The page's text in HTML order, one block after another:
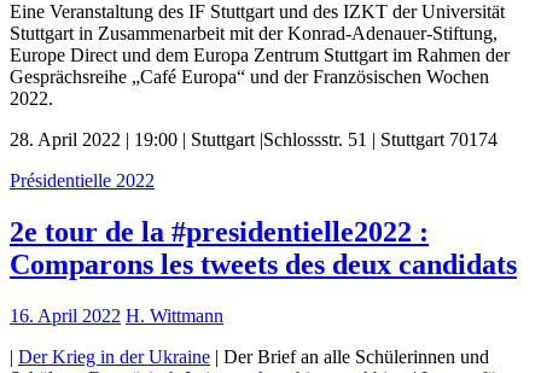
Eine Veranstaltung des IF Stuttgart und des IZKT der Universität
Stuttgart in Zusammenarbeit mit der Konrad-Adenauer-Stiftung,
Europe Direct und dem Europa Zentrum Stuttgart im Rahmen der
Gesprächsreihe „Café Europa“ und der Französischen Wochen
2022.
28. April 2022 | 19:00 | Stuttgart |Schlossstr. 51 | Stuttgart 70174
Présidentielle 2022
2e tour de la #presidentielle2022 :
Comparons les tweets des deux candidats
16. April 2022 H. Wittmann
| Der Krieg in der Ukraine | Der Brief an alle Schülerinnen und